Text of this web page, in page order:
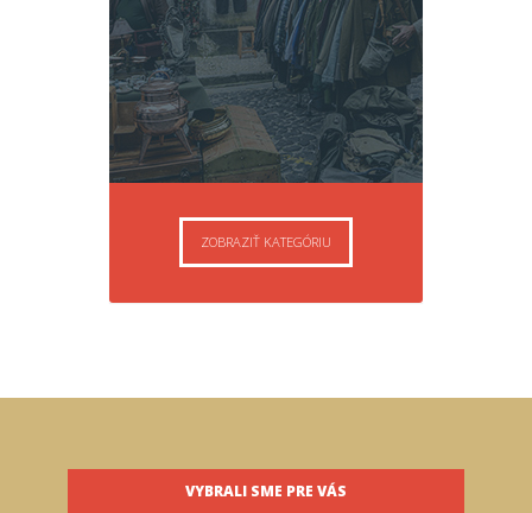
ZOBRAZIŤ KATEGÓRIU
VYBRALI SME PRE VÁS